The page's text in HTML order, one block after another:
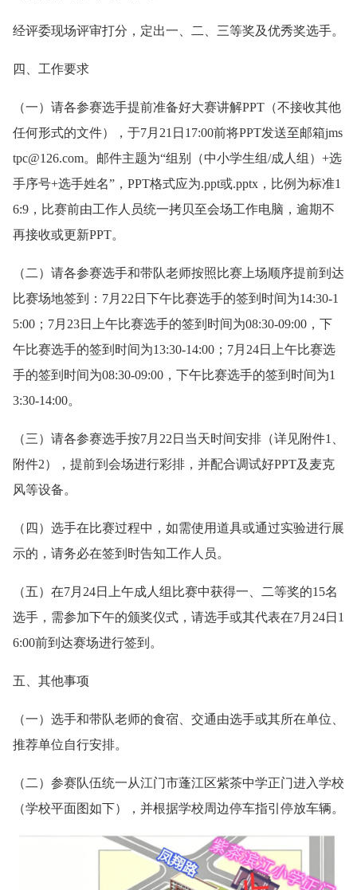
经评委现场评审打分，定出一、二、三等奖及优秀奖选手。
四、工作要求
（一）请各参赛选手提前准备好大赛讲解PPT（不接收其他
任何形式的文件），于7月21日17:00前将PPT发送至邮箱jms
tpc@126.com。邮件主题为“组别（中小学生组/成人组）+选
手序号+选手姓名”，PPT格式应为.ppt或.pptx，比例为标准1
6:9，比赛前由工作人员统一拷贝至会场工作电脑，逾期不
再接收或更新PPT。
（二）请各参赛选手和带队老师按照比赛上场顺序提前到达
比赛场地签到：7月22日下午比赛选手的签到时间为14:30-1
5:00；7月23日上午比赛选手的签到时间为08:30-09:00，下
午比赛选手的签到时间为13:30-14:00；7月24日上午比赛选
手的签到时间为08:30-09:00，下午比赛选手的签到时间为1
3:30-14:00。
（三）请各参赛选手按7月22日当天时间安排（详见附件1、
附件2），提前到会场进行彩排，并配合调试好PPT及麦克
风等设备。
（四）选手在比赛过程中，如需使用道具或通过实验进行展
示的，请务必在签到时告知工作人员。
（五）在7月24日上午成人组比赛中获得一、二等奖的15名
选手，需参加下午的颁奖仪式，请选手或其代表在7月24日1
6:00前到达赛场进行签到。
五、其他事项
（一）选手和带队老师的食宿、交通由选手或其所在单位、
推荐单位自行安排。
（二）参赛队伍统一从江门市蓬江区紫茶中学正门进入学校
（学校平面图如下），并根据学校周边停车指引停放车辆。